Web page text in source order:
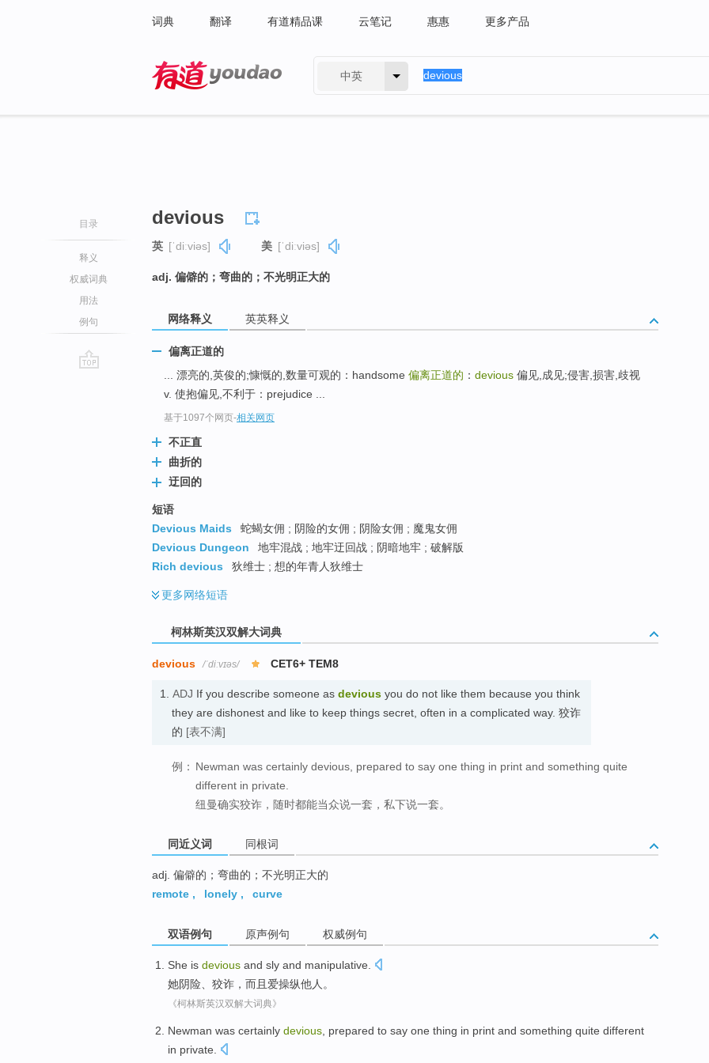
词典 翻译 有道精品课 云笔记 惠惠 更多产品
中英
目录
释义
权威词典
用法
例句
devious
英 [ˈdiːviəs] 美 [ˈdiːviəs]
adj. 偏僻的；弯曲的；不光明正大的
网络释义 英英释义
偏离正道的
... 漂亮的,英俊的;慷慨的,数量可观的：handsome 偏离正道的 ： devious 偏见,成见;侵害,损害,歧视
v. 使抱偏见,不利于：prejudice ...
基于1097个网页-相关网页
不正直
曲折的
迂回的
短语
Devious Maids
蛇蝎女佣 ; 阴险的女佣 ; 阴险女佣 ; 魔鬼女佣
Devious Dungeon
地牢混战 ; 地牢迂回战 ; 阴暗地牢 ; 破解版
Rich devious
狄维士 ; 想的年青人狄维士
更多网络短语
柯林斯英汉双解大词典
devious /ˈdiːvɪəs/ CET6+ TEM8
1. ADJ If you describe someone as devious you do not like them because you think
they are dishonest and like to keep things secret, often in a complicated way. 狡诈
的 [表不满]
例： Newman was certainly devious, prepared to say one thing in print and something quite
different in private.
纽曼确实狡诈，随时都能当众说一套，私下说一套。
同近义词 同根词
adj. 偏僻的；弯曲的；不光明正大的
remote , lonely , curve
双语例句 原声例句 权威例句
She is devious and sly and manipulative
她阴险 狡诈 ， 而且 爱操纵他人 。
《柯林斯英汉双解大词典》
Newman was certainly devious , prepared to say one thing in print and something quite different
in private